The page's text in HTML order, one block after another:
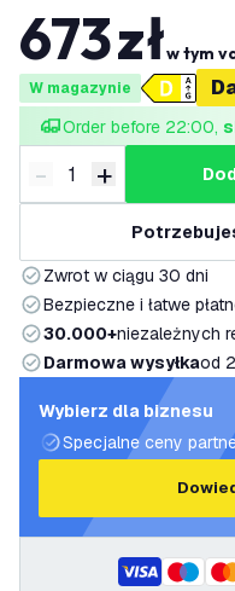
673złw tym
W magazynie
Order before 22:00,
Zmniejsz ilość
- Zwiększ ilość
+
Zwrot w ciągu 30 dni
Bezpieczne i łatwe
30.000+niezależnych
Darmowa wysyłkaod
Wybierz dla biznesu
Specjalne ceny